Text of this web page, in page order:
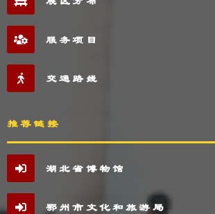
服务项目
交通路线
推荐链接
湖北省博物馆
鄂州市文化和旅游局